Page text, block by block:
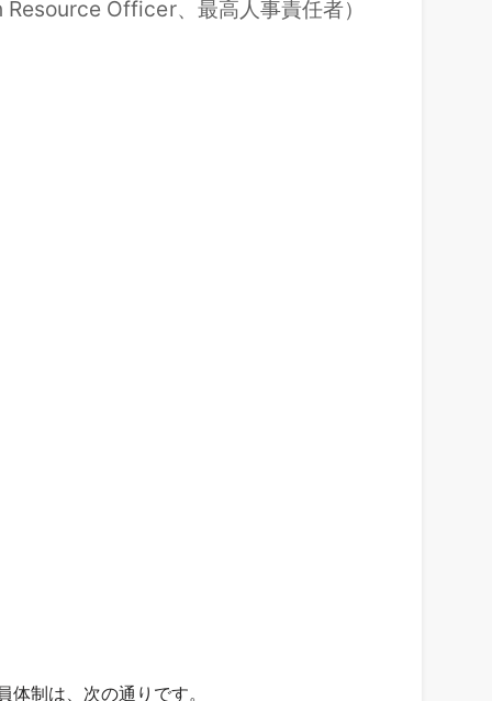
Officer、最高人事責任者）
制は、次の通りです。